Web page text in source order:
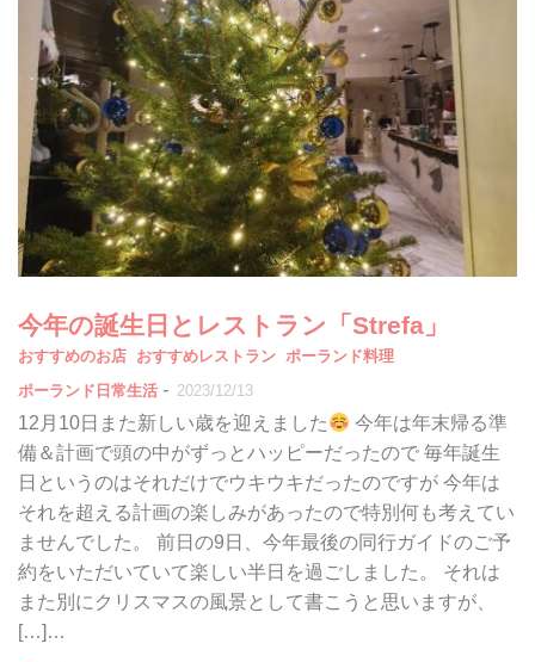
今年の誕生日とレストラン「Strefa」
おすすめのお店 おすすめレストラン ポーランド料理
ポーランド日常生活 - 2023/12/13
12月10日また新しい歳を迎えました
今年は年末帰る準
備＆計画で頭の中がずっとハッピーだったので 毎年誕生
日というのはそれだけでウキウキだったのですが 今年は
それを超える計画の楽しみがあったので特別何も考えてい
ませんでした。 前日の9日、今年最後の同行ガイドのご予
約をいただいていて楽しい半日を過ごしました。 それは
また別にクリスマスの風景として書こうと思いますが、
[…]…